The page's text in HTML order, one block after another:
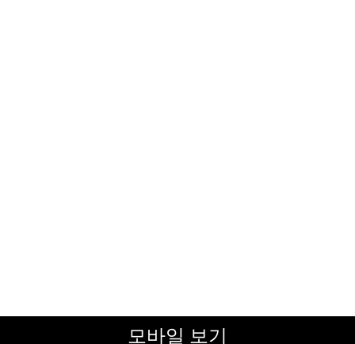
모바일 보기